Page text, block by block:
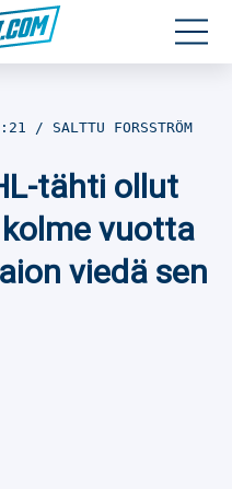
SALTTU FORSSTRÖM
tähti ollut
vuotta
viedä sen